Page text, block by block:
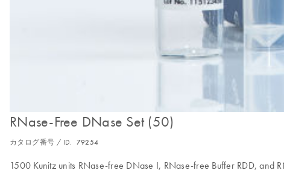
RNase-Free DNase Set (50)
カタログ番号 / ID. 79254
1500 Kunitz units RNase-free DNase I, RNase-free Buffer RDD, and